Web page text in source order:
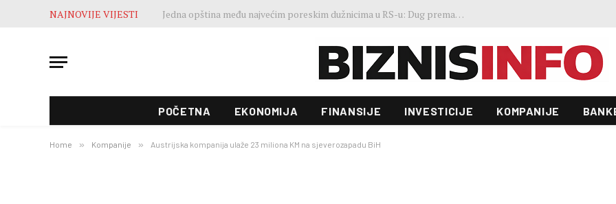
NAJNOVIJE VIJESTI Gosti iz regiona okupirali Jahorinu, mnogi zbog popusta umjesto mora izabrali planinu
POČETNA EKONOMIJA FINANSIJE INVESTICIJE KOMPANIJE
Home » Kompanije » Austrijska kompanija ulaže 23 miliona KM na sjeverozapadu BiH